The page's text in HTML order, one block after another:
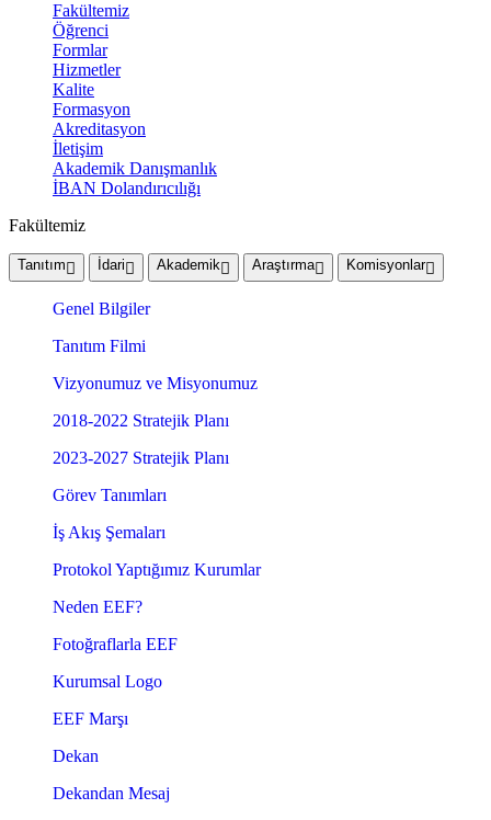
Fakültemiz
Öğrenci
Formlar
Hizmetler
Kalite
Formasyon
Akreditasyon
İletişim
Akademik Danışmanlık
İBAN Dolandırıcılığı
Fakültemiz
Tanıtım İdari Akademik Araştırma Komisyonlar
Genel Bilgiler
Tanıtım Filmi
Vizyonumuz ve Misyonumuz
2018-2022 Stratejik Planı
2023-2027 Stratejik Planı
Görev Tanımları
İş Akış Şemaları
Protokol Yaptığımız Kurumlar
Neden EEF?
Fotoğraflarla EEF
Kurumsal Logo
EEF Marşı
Dekan
Dekandan Mesaj